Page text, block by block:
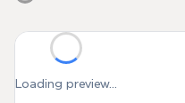
Loading preview...